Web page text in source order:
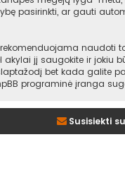
pasirinkti, ar gauti
naudoti
jį saugokite ir jokiu
bet kada galite
programinė įranga
Susisiekti